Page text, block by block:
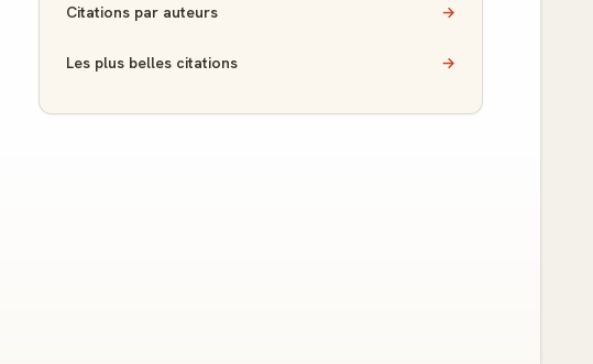
Citations par auteurs →
Les plus belles citations →